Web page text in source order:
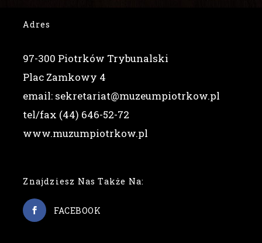
Adres
97-300 Piotrków Trybunalski
Plac Zamkowy 4
email: sekretariat@muzeumpiotrkow.pl
tel/fax (44) 646-52-72
www.muzumpiotrkow.pl
Znajdziesz Nas Także Na:
FACEBOOK